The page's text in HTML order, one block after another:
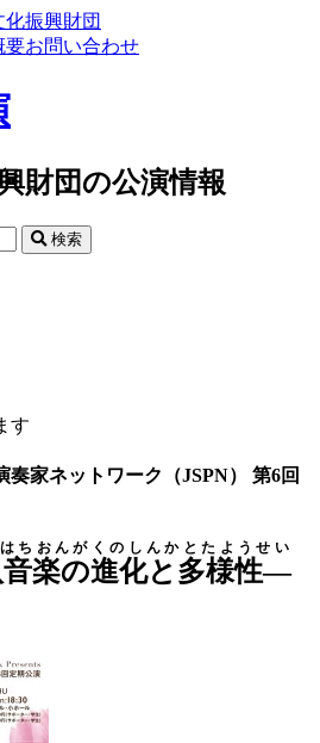
振興財団
要お問い合わせ
財団の公演情報
検索
す
家ネットワーク（JSPN） 第6回
楽の進化と多様性—
ちおんがくのしんかとたようせい